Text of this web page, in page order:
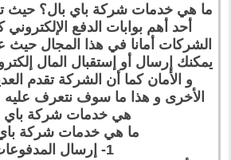
ما هي خدمات شركة باي بال؟ حيث
أحد أهم بوابات الدفع الإلكتروني
الشركات أمانا في هذا المجال حيث
يمكنك إرسال أو إستقبال المال
و الأمان كما أن الشركة تقدم
الأخرى و هذا ما سوف نتعرف عليه
هي خدمات شركة باي
ما هي خدمات شركة
1- إرسال المدفوعات